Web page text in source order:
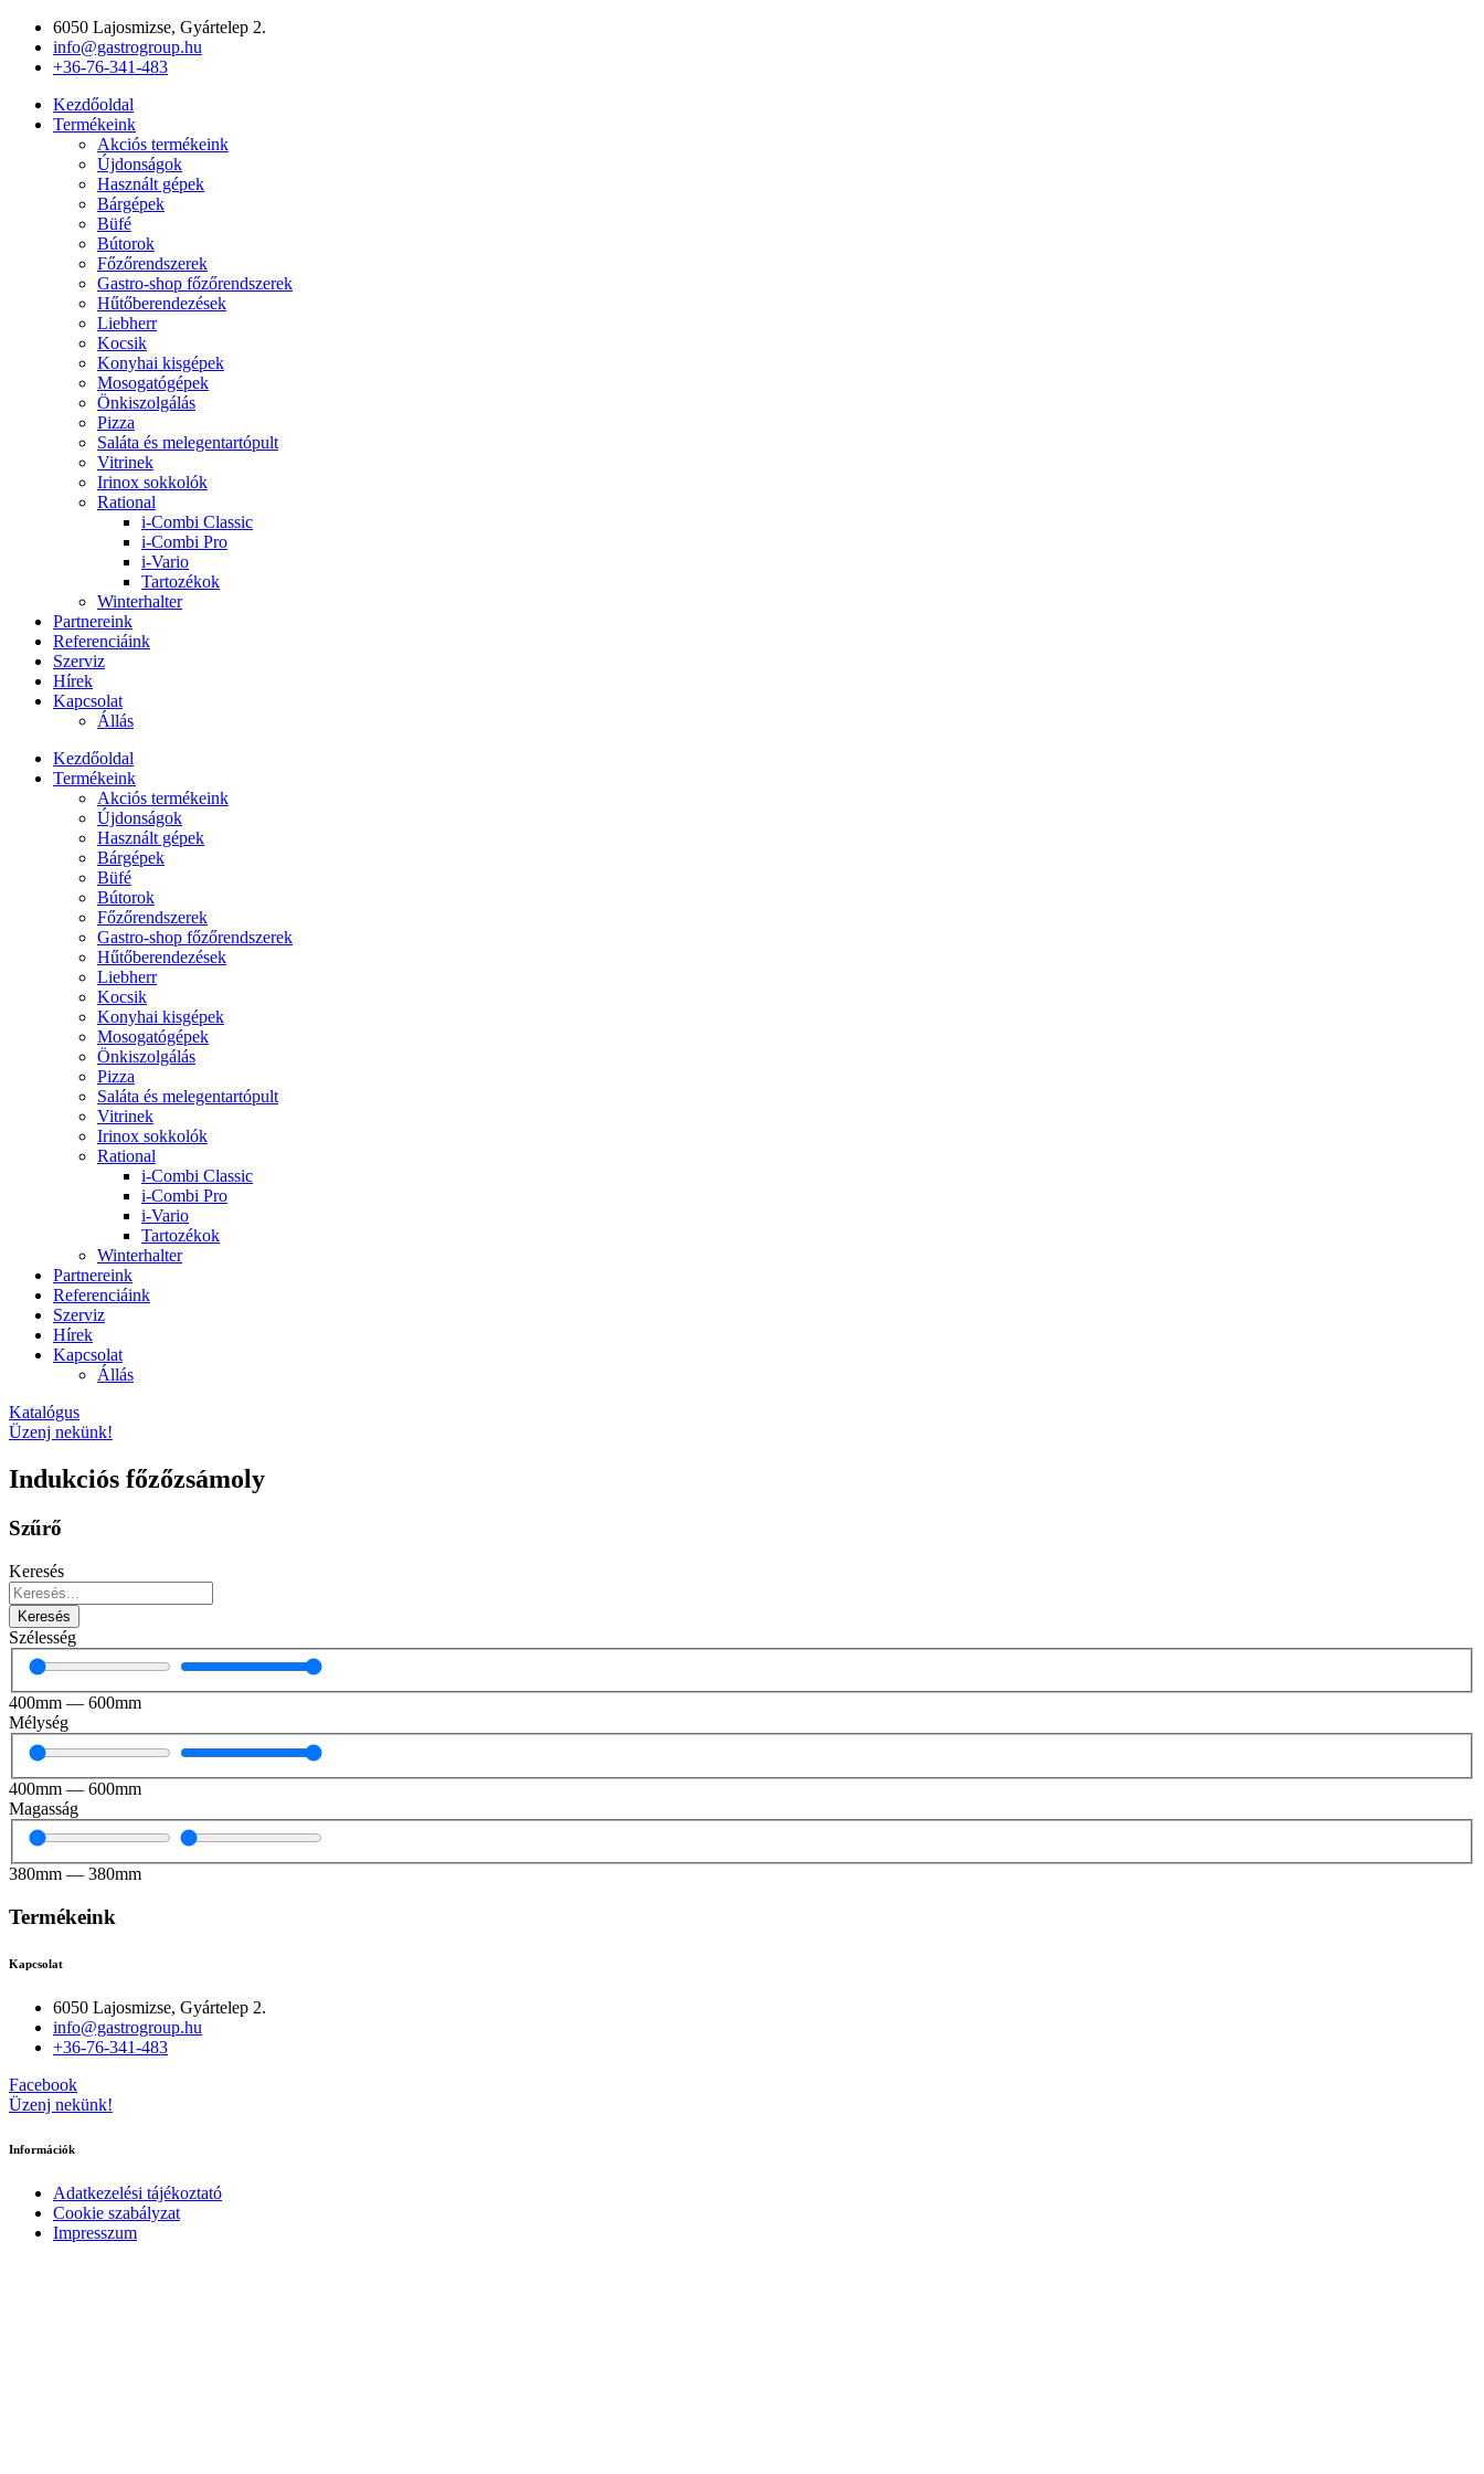
Ugrás
tartalomhoz
6050 Lajosmizse, Gyártelep 2.
info@gastrogroup.hu
+36-76-341-483
Kezdőoldal
Termékeink
Akciós termékeink
Újdonságok
Használt gépek
Bárgépek
Büfé
Bútorok
Főzőrendszerek
Gastro-shop főzőrendszerek
Hűtőberendezések
Liebherr
Kocsik
Konyhai kisgépek
Mosogatógépek
Önkiszolgálás
Pizza
Saláta és melegentartópult
Vitrinek
Irinox sokkolók
Rational
i-Combi Classic
i-Combi Pro
i-Vario
Tartozékok
Winterhalter
Partnereink
Referenciáink
Szerviz
Hírek
Kapcsolat
Állás
Kezdőoldal
Termékeink
Akciós termékeink
Újdonságok
Használt gépek
Bárgépek
Büfé
Bútorok
Főzőrendszerek
Gastro-shop főzőrendszerek
Hűtőberendezések
Liebherr
Kocsik
Konyhai kisgépek
Mosogatógépek
Önkiszolgálás
Pizza
Saláta és melegentartópult
Vitrinek
Irinox sokkolók
Rational
i-Combi Classic
i-Combi Pro
i-Vario
Tartozékok
Winterhalter
Partnereink
Referenciáink
Szerviz
Hírek
Kapcsolat
Állás
Katalógus
Üzenj nekünk!
Indukciós főzőzsámoly
Szűrő
Keresés
Keresés
Szélesség
400mm — 600mm
Mélység
400mm — 600mm
Magasság
380mm — 380mm
Termékeink
Kapcsolat
6050 Lajosmizse, Gyártelep 2.
info@gastrogroup.hu
+36-76-341-483
Facebook
Üzenj nekünk!
Információk
Adatkezelési tájékoztató
Cookie szabályzat
Impresszum